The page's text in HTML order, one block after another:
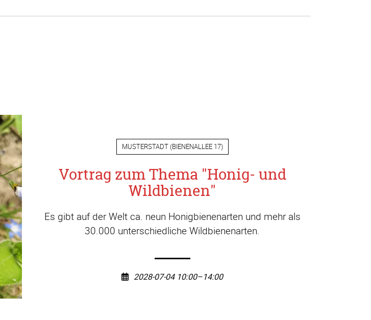
MUSTERSTADT(BIENENALLEE 17)
Vortrag zum Thema "Honig- und
Wildbienen"
Es gibt auf der Welt ca. neun Honigbienenarten und mehr als
30.000 unterschiedliche Wildbienenarten.
2028-07-04 10:00–14:00